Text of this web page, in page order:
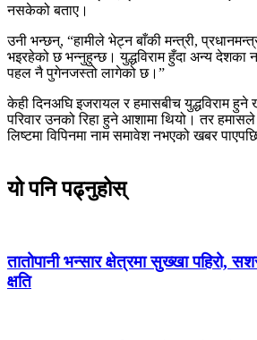
नसकेको बताए।
उनी भन्छन्, “हामीले भेट्न बाँकी मन्त्री,
भइरहेको छ भन्नुहुन्छ। युद्धविराम हुँदा अन्य देशका
पहल नै पुगेनजस्तो लागेको छ।”
केही दिनअघि इजरायल र हमासबीच युद्धविराम
परिवार उनको रिहा हुने आशामा थियो। तर हमासले
लिष्टमा विपिनमा नाम समावेश नभएको खबर
यो पनि पढ्नुहोस्
तातोपानी भन्सार क्षेत्रमा सुख्खा पहिरो,
क्षति